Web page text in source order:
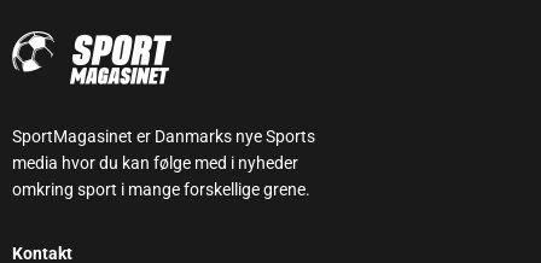
SportMagasinet er Danmarks nye Sports
media hvor du kan følge med i nyheder
omkring sport i mange forskellige grene.
Kontakt